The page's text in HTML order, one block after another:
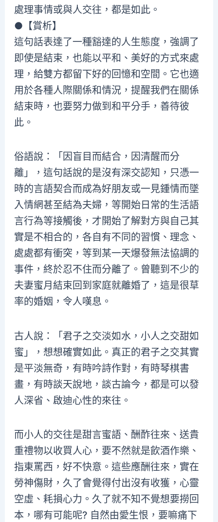
處理事情或與人交往，都是如此。
●【賞析】
這句話表達了一種豁達的人生態度，強調了
即使是結束，也能以平和、美好的方式來處
理，給雙方都留下好的回憶和空間。它也適
用於各種人際關係和情況，提醒我們在關係
結束時，也要努力做到和平分手，善待彼
此。
俗語說：「因盲目而結合，因清醒而分
離」，這句話說的是沒有深交認知，只憑一
時的言語契合而成為好朋友或一見鍾情而墜
入情網甚至結為夫婦，等開始日常的生活語
言行為等接觸後，才開始了解對方與自己其
實是不相合的，各自有不同的習慣、理念、
處處都有衝突，等到某一天爆發無法協調的
事件，終於忍不住而分離了。曾聽到不少的
夫妻蜜月結束回到家庭就離婚了，這是很草
率的婚姻，令人嘆息。
古人說：「君子之交淡如水，小人之交甜如
蜜」，想想確實如此。真正的君子之交其實
是平淡無奇，有時吟詩作對，有時琴棋書
畫，有時談天說地，談古論今，都是可以發
人深省、啟迪心性的來往。
而小人的交往是甜言蜜語、酬酢往來、送貴
重禮物以收買人心，要不然就是飲酒作樂、
指東罵西，好不快意。這些應酬往來，實在
勞神傷財，久了會覺得付出沒有收獲，心靈
空虛、耗損心力。久了就不知不覺想要撈回
本，哪有可能呢? 自然由愛生恨，要嘛痛下